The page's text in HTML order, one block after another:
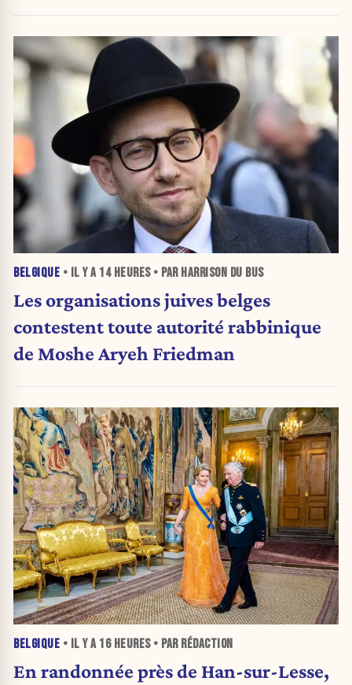
BELGIQUE • IL Y A 14 HEURES• PAR HARRISON DU BUS
Les organisations juives belges
contestent toute autorité rabbinique
de Moshe Aryeh Friedman
BELGIQUE • IL Y A 16 HEURES• PAR RÉDACTION
En randonnée près de Han-sur-Lesse,